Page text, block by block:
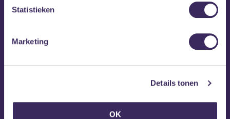
Statistieken
Marketing
Details tonen
OK